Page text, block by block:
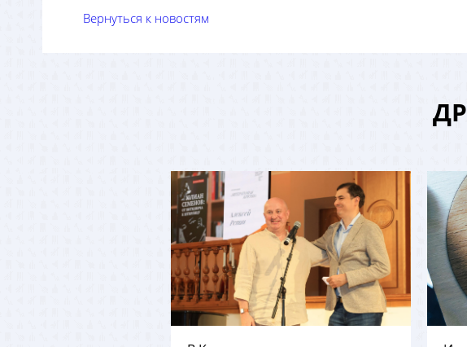
Вернуться к новостям